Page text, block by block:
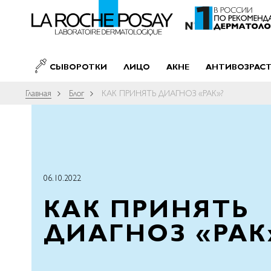
СЫВОРОТКИ ЛИЦО АКНЕ
Главная Блог КАК ПРИНЯТЬ ДИАГНОЗ «РАК»?
06.10.2022
КАК ПРИНЯТЬ
ДИАГНОЗ